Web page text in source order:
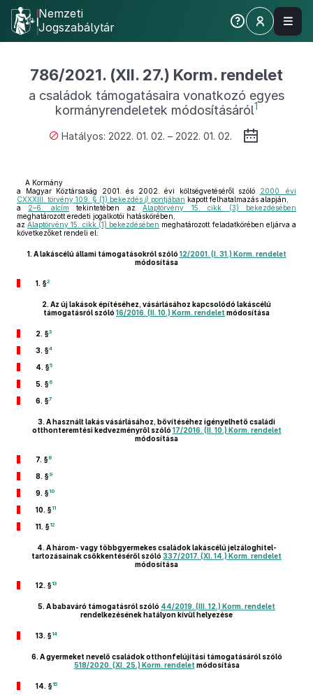
Nemzeti
Jogszabálytár
786/2021. (XII. 27.) Korm. rendelet
a családok támogatásaira vonatkozó egyes
kormányrendeletek módosításáról1
Hatályos: 2022. 01. 02. – 2022. 01. 02.
A Kormány
a Magyar Köztársaság 2001. és 2002. évi költségvetéséről szóló
2000. évi
CXXXIII. törvény 109. § (1) bekezdés j) pontjában kapott felhatalmazás alapján,
a 2–6. alcím tekintetében azAlaptörvény 15. cikk (3) bekezdésében
meghatározott eredeti jogalkotói hatáskörében,
azAlaptörvény 15. cikk (1) bekezdésében meghatározott feladatkörében eljárva a
következőket rendeli el:
1. A lakáscélú állami támogatásokról szóló 12/2001. (I. 31.) Korm. rendelet
módosítása
1. §2
2. Az új lakások építéséhez, vásárlásához kapcsolódó lakáscélú
támogatásról szóló 16/2016. (II. 10.) Korm. rendelet módosítása
2. §3
3. §4
4. §5
5. §6
6. §7
3. A használt lakás vásárlásához, bővítéséhez igényelhető családi
otthonteremtési kedvezményről szóló 17/2016. (II. 10.) Korm. rendelet
módosítása
7. §8
8. §9
9. §10
10. §11
11. §12
4. A három- vagy többgyermekes családok lakáscélú jelzáloghitel-
tartozásainak csökkentéséről szóló 337/2017. (XI. 14.) Korm. rendelet
módosítása
12. §13
5. A babaváró támogatásról szóló 44/2019. (III. 12.) Korm. rendelet
rendelkezésének hatályon kívül helyezése
13. §14
6. A gyermeket nevelő családok otthonfelújítási támogatásáról szóló
518/2020. (XI. 25.) Korm. rendelet módosítása
14. §15